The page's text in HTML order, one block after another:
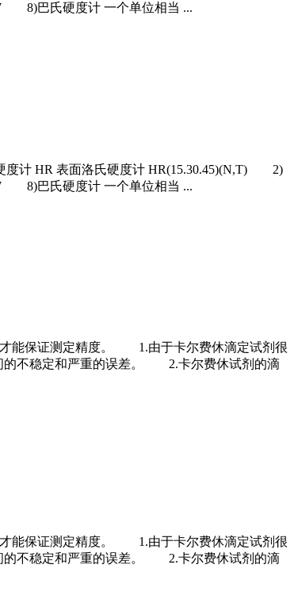
巴氏硬度计 一个单位相当 ...
HR 表面洛氏硬度计 HR(15.30.45)(N,T) 2)
巴氏硬度计 一个单位相当 ...
能保证测定精度。 1.由于卡尔费休滴定试剂很
的不稳定和严重的误差。 2.卡尔费休试剂的滴
能保证测定精度。 1.由于卡尔费休滴定试剂很
的不稳定和严重的误差。 2.卡尔费休试剂的滴